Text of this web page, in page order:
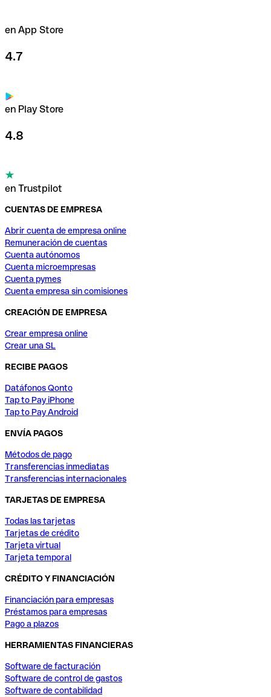
en App Store
4.7
en Play Store
4.8
en Trustpilot
CUENTAS DE EMPRESA
Abrir cuenta de empresa online
Remuneración de cuentas
Cuenta autónomos
Cuenta microempresas
Cuenta pymes
Cuenta empresa sin comisiones
CREACIÓN DE EMPRESA
Crear empresa online
Crear una SL
RECIBE PAGOS
Datáfonos Qonto
Tap to Pay iPhone
Tap to Pay Android
ENVÍA PAGOS
Métodos de pago
Transferencias inmediatas
Transferencias internacionales
TARJETAS DE EMPRESA
Todas las tarjetas
Tarjetas de crédito
Tarjeta virtual
Tarjeta temporal
CRÉDITO Y FINANCIACIÓN
Financiación para empresas
Préstamos para empresas
Pago a plazos
HERRAMIENTAS FINANCIERAS
Software de facturación
Software de control de gastos
Software de contabilidad